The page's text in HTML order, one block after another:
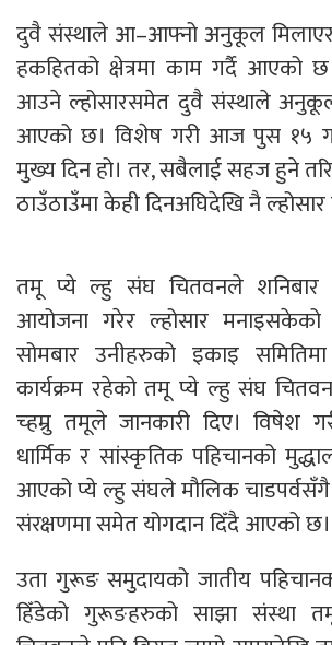
दुवै संस्थाले आ–आफ्नो अनुकूल
हकहितको क्षेत्रमा काम गर्दै आएको
आउने ल्होसारसमेत दुवै संस्थाले
आएको छ। विशेष गरी आज पुस १५
मुख्य दिन हो। तर, सबैलाई सहज हुने
ठाउँठाउँमा केही दिनअघिदेखि नै
तमू प्ये ल्हु संघ चितवनले शनिबार
आयोजना गरेर ल्होसार
सोमबार उनीहरुको इकाइ
कार्यक्रम रहेको तमू प्ये ल्हु संघ
च्हम्रु तमूले जानकारी दिए। विषेश
धार्मिक र सांस्कृतिक पहिचानको
आएको प्ये ल्हु संघले मौलिक चाडपर्वसँगै
संरक्षणमा समेत योगदान दिँदै आएको छ।
उता गुरूङ समुदायको जातीय
हिँडेको गुरूङहरुको साझा संस्था